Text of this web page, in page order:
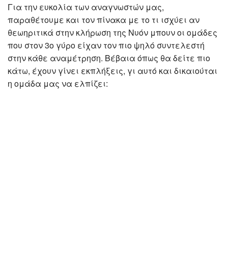
Για την ευκολία των αναγνωστών μας,
παραθέτουμε και τον πίνακα με το τι ισχύει αν
θεωηριτικά στην κλήρωση της Νυόν μπουν οι ομάδες
που στον 3ο γύρο είχαν τον πιο ψηλό συντελεστή
στην κάθε αναμέτρηση. Βέβαια όπως θα δείτε πιο
κάτω, έχουν γίνει εκπλήξεις, γι αυτό και δικαιούται
η ομάδα μας να ελπίζει: